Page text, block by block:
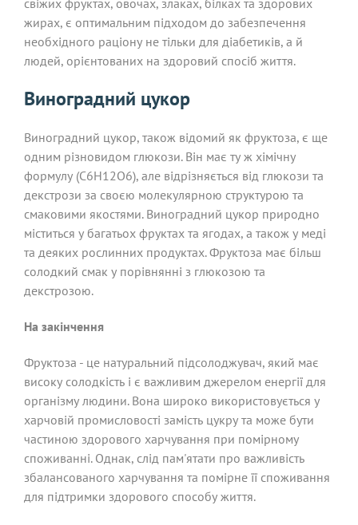
жирах, є оптимальним підходом до забезпечення
необхідного раціону не тільки для діабетиків, а й
людей, орієнтованих на здоровий спосіб життя.
Виноградний цукор
Виноградний цукор, також відомий як фруктоза, є ще
одним різновидом глюкози. Він має ту ж хімічну
формулу (C6H12O6), але відрізняється від глюкози та
декстрози за своєю молекулярною структурою та
смаковими якостями. Виноградний цукор природно
міститься у багатьох фруктах та ягодах, а також у меді
та деяких рослинних продуктах. Фруктоза має більш
солодкий смак у порівнянні з глюкозою та
декстрозою.
На закінчення
Фруктоза - це натуральний підсолоджувач, який має
високу солодкість і є важливим джерелом енергії для
організму людини. Вона широко використовується у
харчовій промисловості замість цукру та може бути
частиною здорового харчування при помірному
споживанні. Однак, слід пам'ятати про важливість
збалансованого харчування та помірне її споживання
для підтримки здорового способу життя.